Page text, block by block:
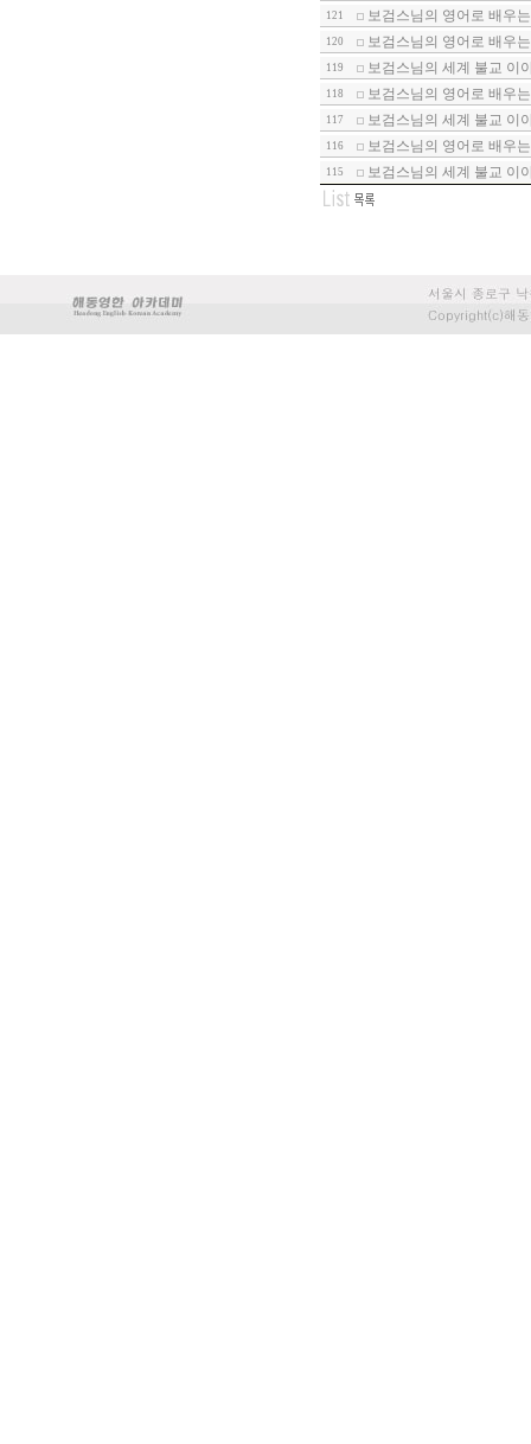
121 보검스님의 영어로 배우
120 보검스님의 영어로 배우
119 보검스님의 세계 불교 이
118 보검스님의 영어로 배우
117 보검스님의 세계 불교 이
116 보검스님의 영어로 배우
115 보검스님의 세계 불교 이